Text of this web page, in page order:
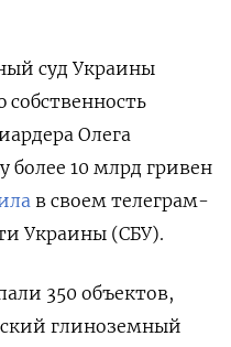
суд Украины
собственность
Олега
10 млрд гривен
в своем телеграм-
Украины (СБУ).
350 объектов,
глиноземный